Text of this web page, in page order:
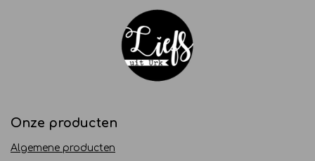
Onze producten
Algemene producten